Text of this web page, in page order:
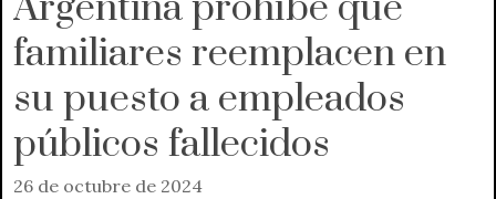
familiares reemplacen en
su puesto a empleados
públicos fallecidos
26 de octubre de 2024